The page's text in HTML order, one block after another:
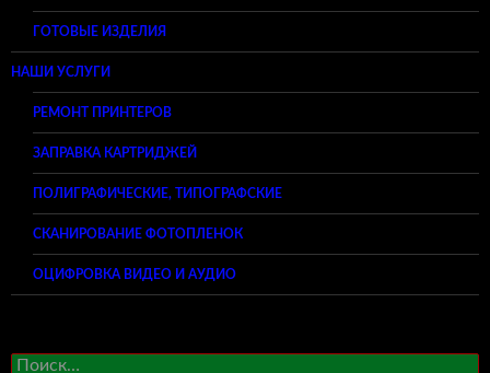
ГОТОВЫЕ ИЗДЕЛИЯ
НАШИ УСЛУГИ
РЕМОНТ ПРИНТЕРОВ
ЗАПРАВКА КАРТРИДЖЕЙ
ПОЛИГРАФИЧЕСКИЕ, ТИПОГРАФСКИЕ
СКАНИРОВАНИЕ ФОТОПЛЕНОК
ОЦИФРОВКА ВИДЕО И АУДИО
Найти: